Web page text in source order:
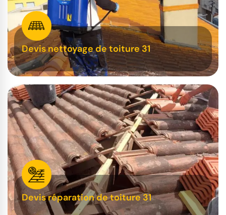
Devis nettoyage de toiture 31
Devis réparation de toiture 31